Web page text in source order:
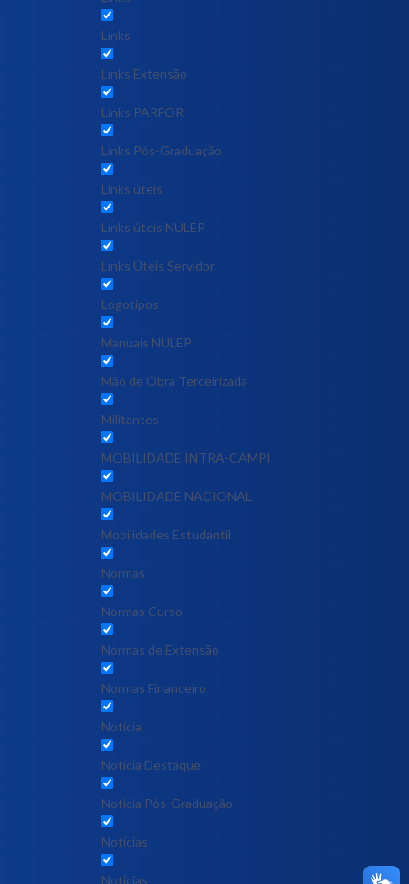
Links
Links Extensão
Links PARFOR
Links Pós-Graduação
Links úteis
Links úteis NULEP
Links Úteis Servidor
Logotipos
Manuais NULEP
Mão de Obra Terceirizada
Militantes
MOBILIDADE INTRA-CAMPI
MOBILIDADE NACIONAL
Mobilidades Estudantil
Normas
Normas Curso
Normas de Extensão
Normas Financeiro
Notícia
Notícia Destaque
Noticia Pós-Graduação
Notícias
Notícias